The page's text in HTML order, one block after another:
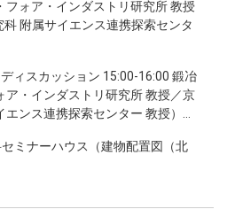
the challenges faced by
yielded non-distillable
Finally, I will describe
of dynamical reference frames
gauge-invariant path
and the renormalization
which is typically plagued by a
invariance. I will conclude
in the field. Program:
フォア・インダストリ研究所 教授
附属サイエンス連携探索センタ
ィスカッション 15:00-16:00 鍛冶
ア・インダストリ研究所 教授／京
ンス連携探索センター 教授）
明会 17:30-18:30 継続討論会
ミナーハウス（建物配置図（北